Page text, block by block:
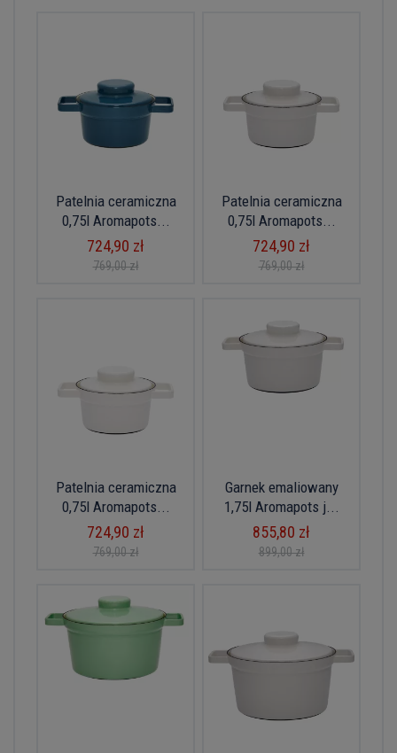
Patelnia ceramiczna
0,75l Aromapots...
724,90 zł
769,00 zł
Patelnia ceramiczna
0,75l Aromapots...
724,90 zł
769,00 zł
Patelnia ceramiczna
0,75l Aromapots...
724,90 zł
769,00 zł
Garnek emaliowany
1,75l Aromapots j...
855,80 zł
899,00 zł